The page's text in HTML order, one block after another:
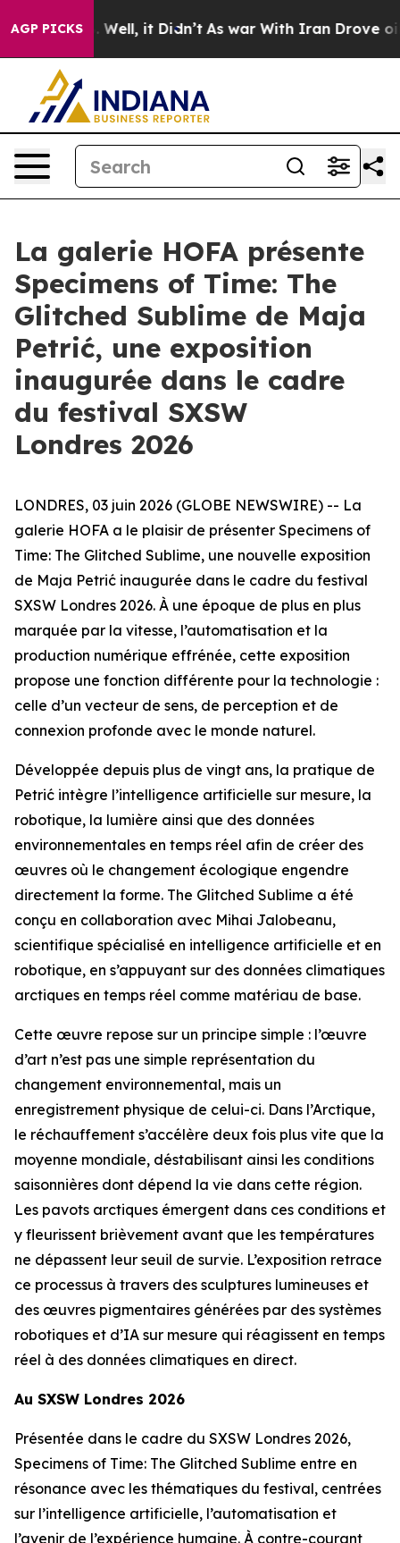
AGP PICKS
40%. Well, it Didn’t As war With Iran Drove oil
La galerie HOFA présente
Specimens of Time: The
Glitched Sublime de Maja
Petrić, une exposition
inaugurée dans le cadre
du festival SXSW
Londres 2026
LONDRES, 03 juin 2026 (GLOBE NEWSWIRE) -- La
galerie HOFA a le plaisir de présenter Specimens of
Time: The Glitched Sublime, une nouvelle exposition
de Maja Petrić inaugurée dans le cadre du festival
SXSW Londres 2026. À une époque de plus en plus
marquée par la vitesse, l’automatisation et la
production numérique effrénée, cette exposition
propose une fonction différente pour la technologie :
celle d’un vecteur de sens, de perception et de
connexion profonde avec le monde naturel.
Développée depuis plus de vingt ans, la pratique de
Petrić intègre l’intelligence artificielle sur mesure, la
robotique, la lumière ainsi que des données
environnementales en temps réel afin de créer des
œuvres où le changement écologique engendre
directement la forme. The Glitched Sublime a été
conçu en collaboration avec Mihai Jalobeanu,
scientifique spécialisé en intelligence artificielle et en
robotique, en s’appuyant sur des données climatiques
arctiques en temps réel comme matériau de base.
Cette œuvre repose sur un principe simple : l’œuvre
d’art n’est pas une simple représentation du
changement environnemental, mais un
enregistrement physique de celui-ci. Dans l’Arctique,
le réchauffement s’accélère deux fois plus vite que la
moyenne mondiale, déstabilisant ainsi les conditions
saisonnières dont dépend la vie dans cette région.
Les pavots arctiques émergent dans ces conditions et
y fleurissent brièvement avant que les températures
ne dépassent leur seuil de survie. L’exposition retrace
ce processus à travers des sculptures lumineuses et
des œuvres pigmentaires générées par des systèmes
robotiques et d’IA sur mesure qui réagissent en temps
réel à des données climatiques en direct.
Au SXSW Londres 2026
Présentée dans le cadre du SXSW Londres 2026,
Specimens of Time: The Glitched Sublime entre en
résonance avec les thématiques du festival, centrées
sur l’intelligence artificielle, l’automatisation et
l’avenir de l’expérience humaine. À contre-courant